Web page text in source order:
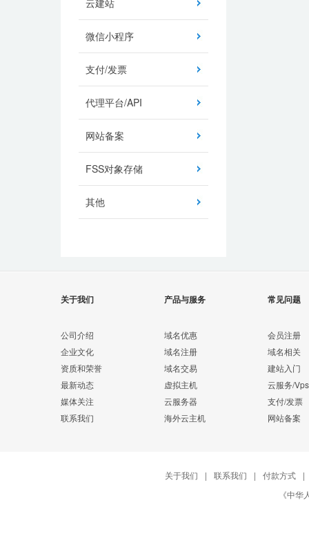
云建站
微信小程序
支付/发票
代理平台/API
网站备案
FSS对象存储
其他
关于我们
公司介绍
企业文化
资质和荣誉
最新动态
媒体关注
联系我们
产品与服务
域名优惠
域名注册
域名交易
虚拟主机
云服务器
海外云主机
常见问题
会员注册
域名相关
建站入门
云服务/Vps
支付/发票
网站备案
关于我们 | 联系我们 | 付款方式
|
《中